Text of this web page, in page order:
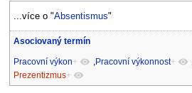
...více o "Absentismus"
Asociovaný termín
Pracovní výkon+ Pracovní výkonnost+
Prezentizmus+